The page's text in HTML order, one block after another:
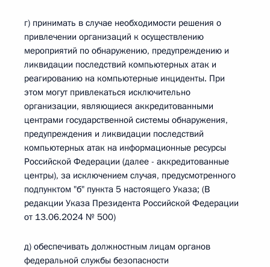
г) принимать в случае необходимости решения о
привлечении организаций к осуществлению
мероприятий по обнаружению, предупреждению и
ликвидации последствий компьютерных атак и
реагированию на компьютерные инциденты. При
этом могут привлекаться исключительно
организации, являющиеся аккредитованными
центрами государственной системы обнаружения,
предупреждения и ликвидации последствий
компьютерных атак на информационные ресурсы
Российской Федерации (далее - аккредитованные
центры), за исключением случая, предусмотренного
подпунктом "б" пункта 5 настоящего Указа; (В
редакции Указа Президента Российской Федерации
от 13.06.2024 № 500)
д) обеспечивать должностным лицам органов
федеральной службы безопасности